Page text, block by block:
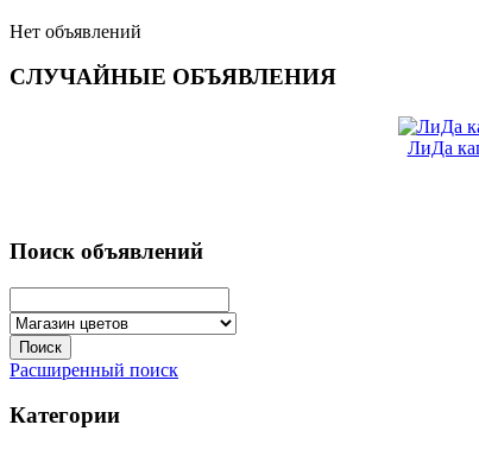
Нет объявлений
СЛУЧАЙНЫЕ ОБЪЯВЛЕНИЯ
ЛиДа
Поиск объявлений
Расширенный поиск
Категории